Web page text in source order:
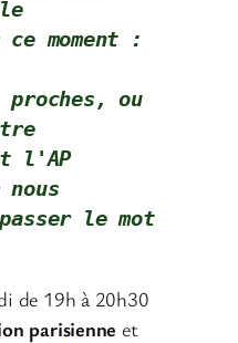
le
moment :
ou
l'enfermement et l'AP
le mot
de 19h à 20h30
parisienne et